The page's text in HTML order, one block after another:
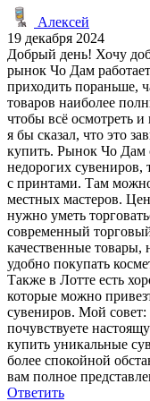
Алексей
19 декабря 2024
Добрый день! Хочу
рынок Чо Дам
приходить пораньше,
товаров наиболее
чтобы всё осмотреть и
я бы сказал, что это
купить. Рынок Чо Дам
недорогих сувениров,
с принтами. Там
местных мастеров.
нужно уметь
современный
качественные
удобно покупать
Также в Лотте есть
которые можно
сувениров. Мой
почувствуете
купить уникальные
более спокойной
вам полное
Ответить